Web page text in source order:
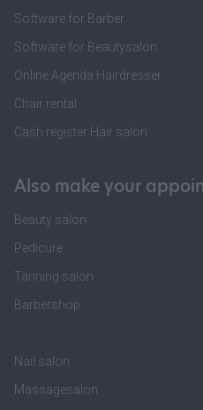
Software for Barber
Software for Beautysalon
Online Agenda Hairdresser
Chair rental
Cash register Hair salon
Also make your
Beauty salon
Pedicure
Tanning salon
Barbershop
Nail salon
Massagesalon